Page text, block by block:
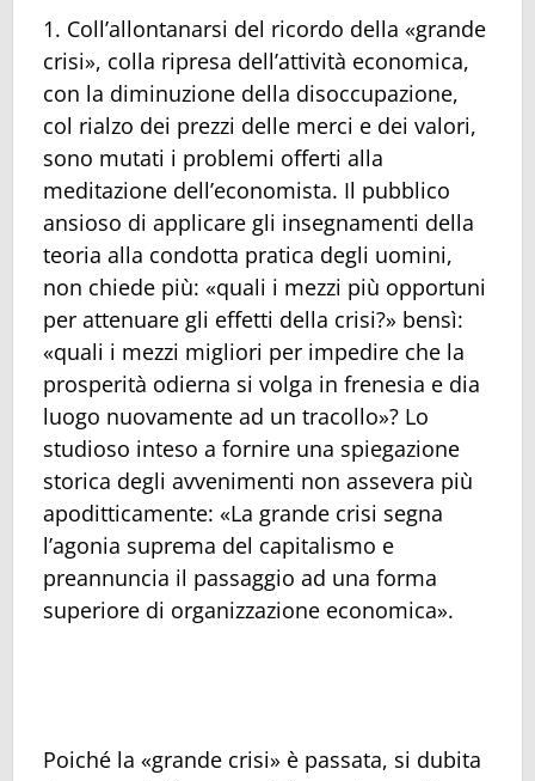
1. Coll’allontanarsi del ricordo della «grande
crisi», colla ripresa dell’attività economica,
con la diminuzione della disoccupazione,
col rialzo dei prezzi delle merci e dei valori,
sono mutati i problemi offerti alla
meditazione dell’economista. Il pubblico
ansioso di applicare gli insegnamenti della
teoria alla condotta pratica degli uomini,
non chiede più: «quali i mezzi più opportuni
per attenuare gli effetti della crisi?» bensì:
«quali i mezzi migliori per impedire che la
prosperità odierna si volga in frenesia e dia
luogo nuovamente ad un tracollo»? Lo
studioso inteso a fornire una spiegazione
storica degli avvenimenti non assevera più
apoditticamente: «La grande crisi segna
l’agonia suprema del capitalismo e
preannuncia il passaggio ad una forma
superiore di organizzazione economica».
Poiché la «grande crisi» è passata, si dubita